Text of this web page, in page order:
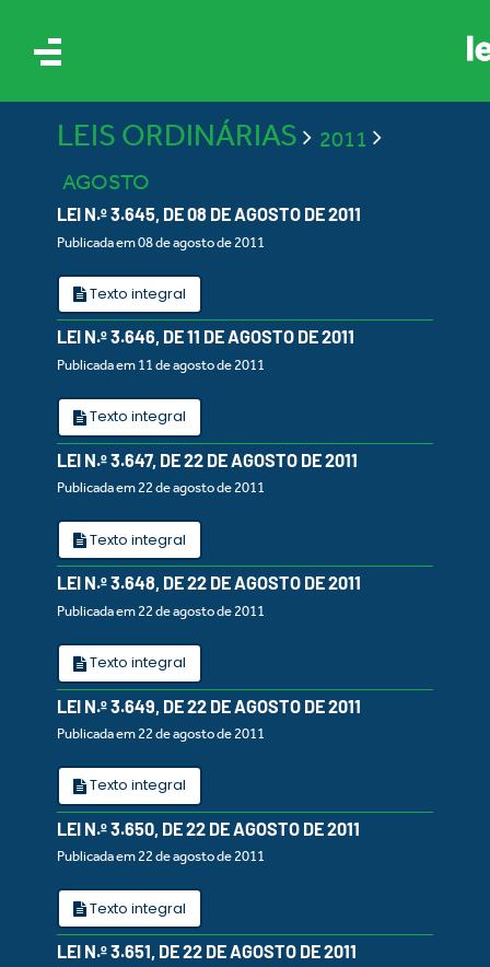
LEIS ORDINÁRIAS
2011
AGOSTO
LEI N.º 3.645, DE 08 DE AGOSTO DE 2011
Publicada em 08 de agosto de 2011
Texto integral
LEI N.º 3.646, DE 11 DE AGOSTO DE 2011
Publicada em 11 de agosto de 2011
Texto integral
LEI N.º 3.647, DE 22 DE AGOSTO DE 2011
Publicada em 22 de agosto de 2011
Texto integral
LEI N.º 3.648, DE 22 DE AGOSTO DE 2011
Publicada em 22 de agosto de 2011
Texto integral
LEI N.º 3.649, DE 22 DE AGOSTO DE 2011
Publicada em 22 de agosto de 2011
Texto integral
LEI N.º 3.650, DE 22 DE AGOSTO DE 2011
Publicada em 22 de agosto de 2011
Texto integral
LEI N.º 3.651, DE 22 DE AGOSTO DE 2011